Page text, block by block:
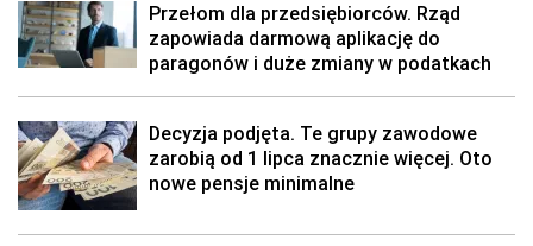
Przełom dla przedsiębiorców. Rząd
zapowiada darmową aplikację do
paragonów i duże zmiany w podatkach
Decyzja podjęta. Te grupy zawodowe
zarobią od 1 lipca znacznie więcej. Oto
nowe pensje minimalne